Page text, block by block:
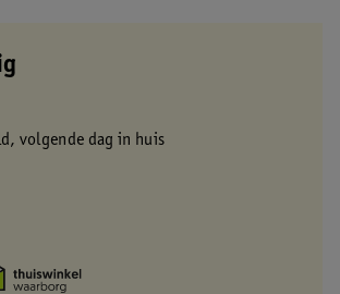
volgende dag in huis